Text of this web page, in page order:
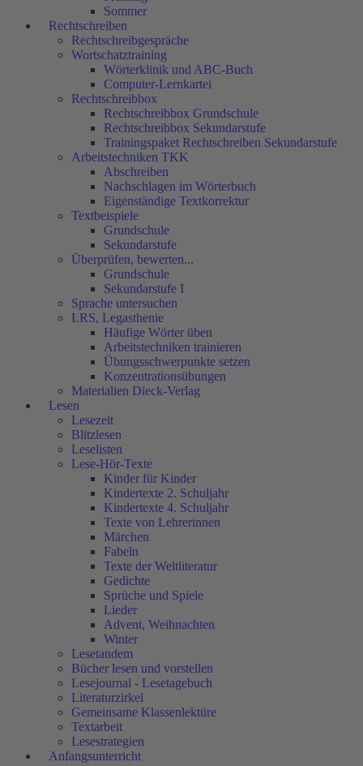
Sommer
Rechtschreiben
Rechtschreibgespräche
Wortschatztraining
Wörterklinik und ABC-Buch
Computer-Lernkartei
Rechtschreibbox
Rechtschreibbox Grundschule
Rechtschreibbox Sekundarstufe
Trainingspaket Rechtschreiben Sekundarstufe
Arbeitstechniken TKK
Abschreiben
Nachschlagen im Wörterbuch
Eigenständige Textkorrektur
Textbeispiele
Grundschule
Sekundarstufe
Überprüfen, bewerten...
Grundschule
Sekundarstufe I
Sprache untersuchen
LRS, Legasthenie
Häufige Wörter üben
Arbeitstechniken trainieren
Übungsschwerpunkte setzen
Konzentrationsübungen
Materialien Dieck-Verlag
Lesen
Lesezeit
Blitzlesen
Leselisten
Lese-Hör-Texte
Kinder für Kinder
Kindertexte 2. Schuljahr
Kindertexte 4. Schuljahr
Texte von Lehrerinnen
Märchen
Fabeln
Texte der Weltliteratur
Gedichte
Sprüche und Spiele
Lieder
Advent, Weihnachten
Winter
Lesetandem
Bücher lesen und vorstellen
Lesejournal - Lesetagebuch
Literaturzirkel
Gemeinsame Klassenlektüre
Textarbeit
Lesestrategien
Anfangsunterricht